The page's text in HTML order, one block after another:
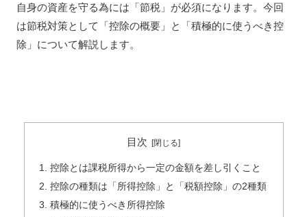
自身の資産を守る為には「節税」が必須になります。今回
は節税対策として「控除の概要」と「積極的に使うべき控
除」について解説します。
目次
控除とは課税所得から一定の金額を差し引くこと
控除の種類は「所得控除」と「税額控除」の2種類
積極的に使うべき所得控除